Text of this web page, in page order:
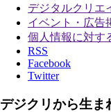
デジタルクリエ
イベント・広告
個人情報に対す
RSS
Facebook
Twitter
デジクリから生ま